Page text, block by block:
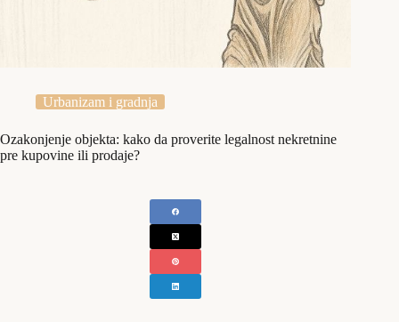
Urbanizam i gradnja
Ozakonjenje objekta: kako da proverite legalnost nekretnine
pre kupovine ili prodaje?